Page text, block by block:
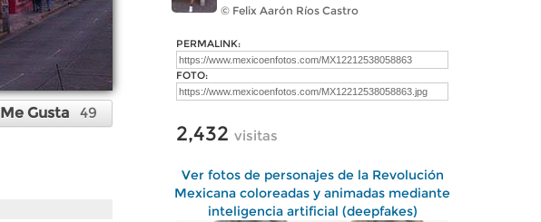
Me Gusta 49
© Felix Aarón Ríos Castro
PERMALINK:
FOTO:
2,432 visitas
Ver fotos de personajes de la Revolución
Mexicana coloreadas y animadas mediante
inteligencia artificial (deepfakes)